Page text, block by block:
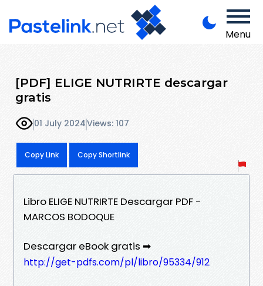
Menu
[PDF] ELIGE NUTRIRTE descargar
gratis
01 July 2024Views: 107
Copy Link Copy Shortlink
Libro ELIGE NUTRIRTE Descargar PDF -
MARCOS BODOQUE
Descargar eBook gratis ➡
http://get-pdfs.com/pl/libro/95334/912